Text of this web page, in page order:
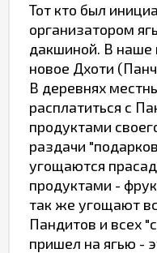
Тот кто был
организатором
дакшиной. В наше
новое Дхоти
В деревнях
расплатиться с
продуктами
раздачи
угощаются
продуктами -
так же угощают
Пандитов и всех
пришел на ягью -